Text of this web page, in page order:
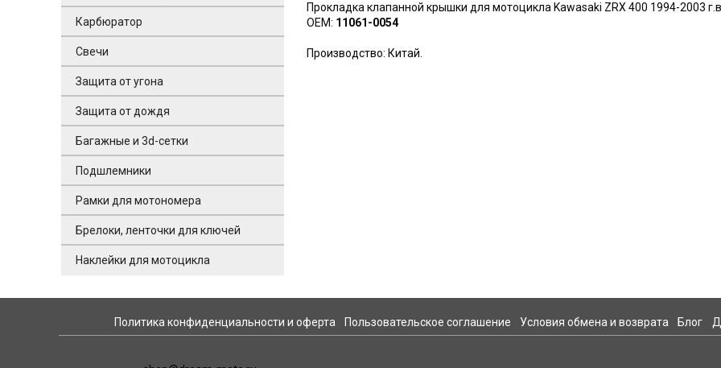
Прокладка клапанной крышки для мотоцикла Kawasaki ZRX 400 1994-2003
ОЕМ: 11061-0054
Производство: Китай.
Карбюратор
Свечи
Защита от угона
Защита от дождя
Багажные и 3d-сетки
Подшлемники
Рамки для мотономера
Брелоки, ленточки для ключей
Наклейки для мотоцикла
Политика конфиденциальности и оферта Пользовательское соглашение Условия обмена и возврата Блог